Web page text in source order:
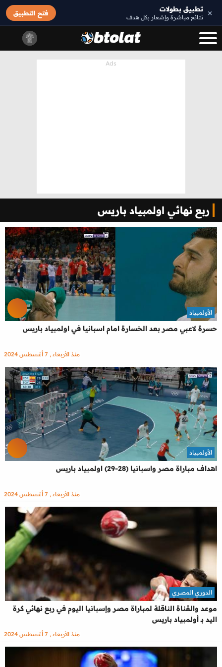
× تطبيق بطولات
نتائج مباشرة وإشعار بكل هدف
فتح التطبيق
ربع نهائي اولمبياد باريس
حسرة لاعبي مصر بعد الخسارة امام اسبانيا في اولمبياد باريس
الأولمبياد
منذ الأربعاء , 7 أغسطس 2024
اهداف مباراة مصر واسبانيا (28-29) اولمبياد باريس
الأولمبياد
منذ الأربعاء , 7 أغسطس 2024
موعد والقناة الناقلة لمباراة مصر وإسبانيا اليوم في ربع نهائي كرة
اليد بـ أولمبياد باريس
الدوري المصري
منذ الأربعاء , 7 أغسطس 2024